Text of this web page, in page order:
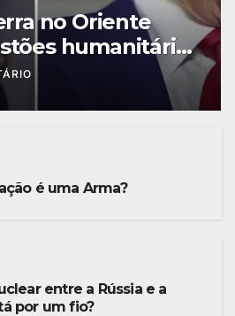
no Oriente
humanitárias
vitória a Trump?
é uma Arma?
entre a Rússia e a
por um fio?